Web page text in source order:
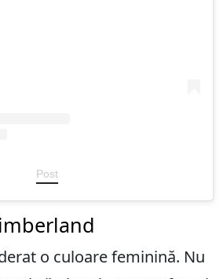
Post
o culoare feminină. Nu